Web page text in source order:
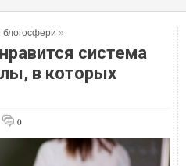
блогосфери »
система
в которых
0